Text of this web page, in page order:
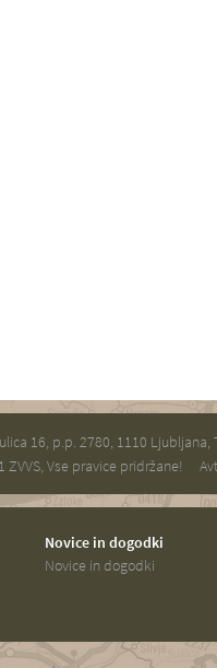
16, p.p. 2780, 1110
ZVVS, Vse pravice pridržane!
Novice in dogodki
Novice in dogodki